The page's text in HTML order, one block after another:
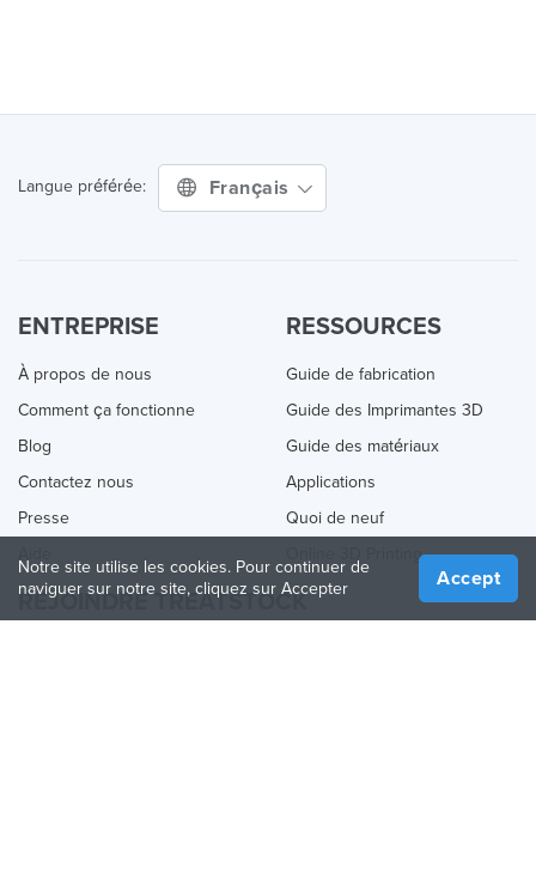
Langue préférée: Français
ENTREPRISE
À propos de nous
Comment ça fonctionne
Blog
Contactez nous
Presse
RESSOURCES
Guide de fabrication
Guide des Imprimantes 3D
Guide des matériaux
Applications
Quoi de neuf
Online 3D Printing
REJOINDRE TREATSTOCK
Notre site utilise les cookies. Pour continuer de
naviguer sur notre site, cliquez sur Accepter
Accept